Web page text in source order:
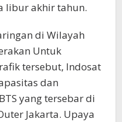
libur akhir tahun.
di Wilayah
Untuk
tersebut, Indosat
dan
yang tersebar di
Jakarta. Upaya